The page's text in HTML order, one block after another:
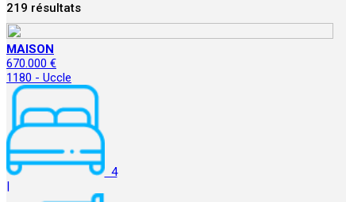
219 résultats
MAISON
670.000 €
1180 - Uccle
4
|